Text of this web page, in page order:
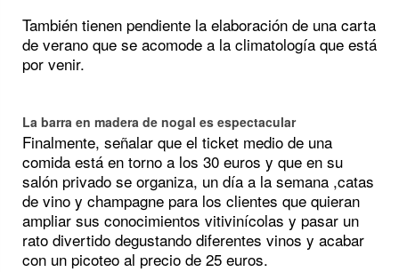
También tienen pendiente la elaboración de una carta
de verano que se acomode a la climatología que está
por venir.
La barra en madera de nogal es espectacular
Finalmente, señalar que el ticket medio de una
comida está en torno a los 30 euros y que en su
salón privado se organiza, un día a la semana ,catas
de vino y champagne para los clientes que quieran
ampliar sus conocimientos vitivinícolas y pasar un
rato divertido degustando diferentes vinos y acabar
con un picoteo al precio de 25 euros.